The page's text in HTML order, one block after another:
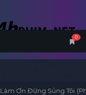
0
Làm Ơn Đừng Sủng Tôi